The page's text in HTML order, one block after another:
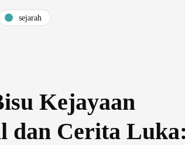
sejarah
Kejayaan
dan Cerita Luka: